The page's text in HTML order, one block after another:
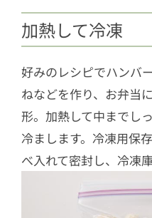
加熱して冷凍
好みのレシピでハンバ
ねなどを作り、お弁当
形。加熱して中までし
冷まします。冷凍用保
べ入れて密封し、冷凍